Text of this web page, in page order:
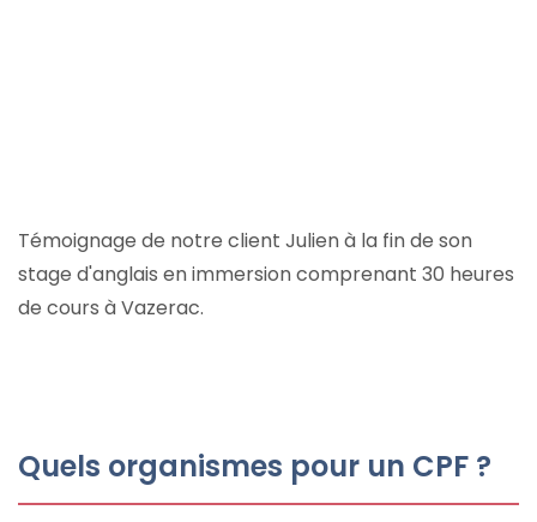
Témoignage de notre client Julien à la fin de son
stage d'anglais en immersion comprenant 30 heures
de cours à Vazerac.
Quels organismes pour un CPF ?